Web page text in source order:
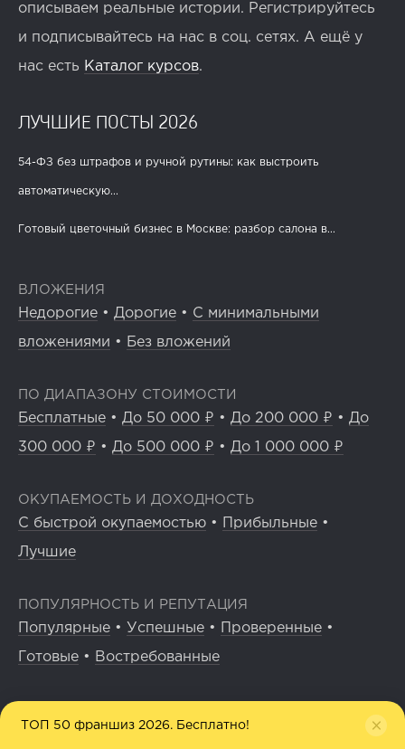
описываем реальные истории. Регистрируйтесь
и подписывайтесь на нас в соц. сетях. А ещё у
нас есть Каталог курсов.
ЛУЧШИЕ ПОСТЫ 2026
54-ФЗ без штрафов и ручной рутины: как выстроить
автоматическую...
Готовый цветочный бизнес в Москве: разбор салона в...
ВЛОЖЕНИЯ
Недорогие • Дорогие • С минимальными
вложениями • Без вложений
ПО ДИАПАЗОНУ СТОИМОСТИ
Бесплатные • До 50 000 ₽ • До 200 000 ₽ • До
300 000 ₽ • До 500 000 ₽ • До 1 000 000 ₽
ОКУПАЕМОСТЬ И ДОХОДНОСТЬ
С быстрой окупаемостью • Прибыльные •
Лучшие
ПОПУЛЯРНОСТЬ И РЕПУТАЦИЯ
Популярные • Успешные • Проверенные •
Готовые • Востребованные
Для маленького города •Американские
ТОП 50 франшиз 2026. Бесплатно!